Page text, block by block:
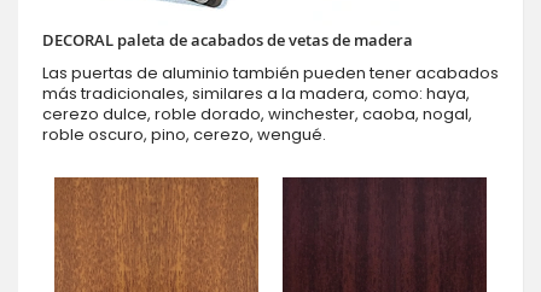
DECORAL paleta de acabados de vetas de madera
Las puertas de aluminio también pueden tener acabados
más tradicionales, similares a la madera, como: haya,
cerezo dulce, roble dorado, winchester, caoba, nogal,
roble oscuro, pino, cerezo, wengué.